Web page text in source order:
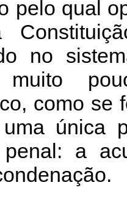
pelo qual
no
muito
como se
única
penal: a